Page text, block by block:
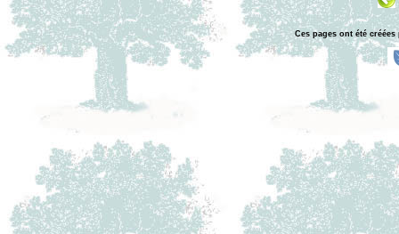
Ces pages ont été